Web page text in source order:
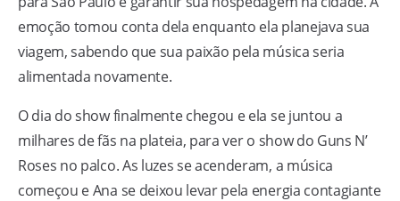
emoção tomou conta dela enquanto ela planejava sua
viagem, sabendo que sua paixão pela música seria
alimentada novamente.
O dia do show finalmente chegou e ela se juntou a
milhares de fãs na plateia, para ver o show do Guns N’
Roses no palco. As luzes se acenderam, a música
começou e Ana se deixou levar pela energia contagiante